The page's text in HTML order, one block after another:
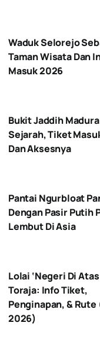
Waduk Selorejo
Taman Wisata Dan
Masuk 2026
Bukit Jaddih
Sejarah, Tiket
Dan Aksesnya
Pantai Ngurbloat
Dengan Pasir Putih
Lembut Di Asia
Lolai ‘Negeri Di Atas
Toraja: Info Tiket,
Penginapan, &
2026)